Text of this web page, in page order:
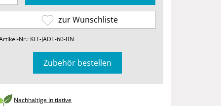
zur Wunschliste
Nr.: KLF-JADE-60-BN
Zubehör bestellen
Nachhaltige Initiative